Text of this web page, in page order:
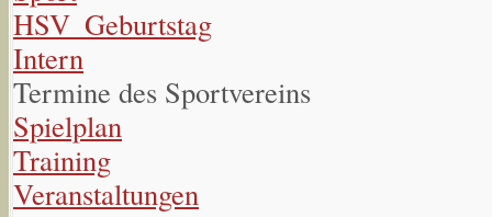
HSV_Geburtstag
Intern
Termine des Sportvereins
Spielplan
Training
Veranstaltungen